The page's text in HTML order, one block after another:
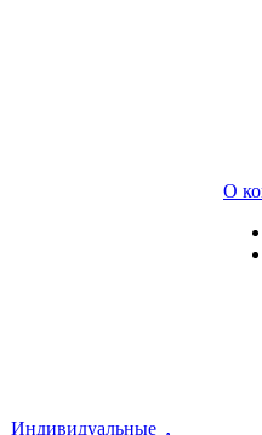
Индивидуальные
О